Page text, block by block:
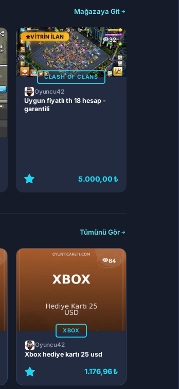
Mağazaya Git
32
VITRIN İLAN
CLASH OF CLANS
Oyuncu42
Uygun fiyatlı th 18 hesap -
garantili
5.000,00 ₺
Tümünü Gör
64
XBOX
Oyuncu42
Xbox hediye kartı 25 usd
1.176,96 ₺